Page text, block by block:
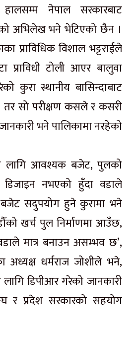
नेपाल सरकारबाट
अभिलेख भने भेटिएको छैन ।
प्राविधिक विशाल भट्टराईले
प्राविधी टोली आएर बालुवा
कुरा स्थानीय बासिन्दाबाट
सो परीक्षण कसले र कसरी
भने पालिकामा नरहेको
लागि आवश्यक बजेट, पुलको
नभएको हुँदा वडाले
बजेट सदुपयोग हुने कुरामा भने
खर्च पुल निर्माणमा आउँछ,
मात्र बनाउन असम्भव छ’,
अध्यक्ष धर्मराज जोशीले भने,
डिपीआर गरेको जानकारी
प्रदेश सरकारको सहयोग